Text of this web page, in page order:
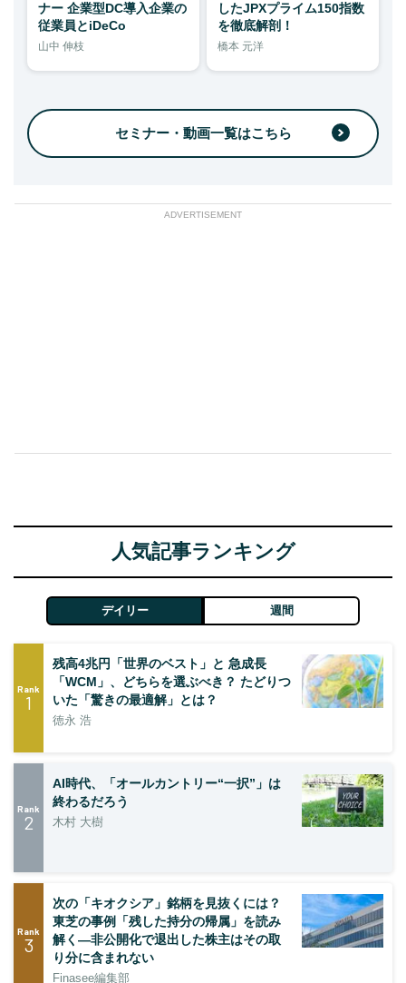
ナー 企業型DC導入企業の
従業員とiDeCo
山中 伸枝
したJPXプライム150指数
を徹底解剖！
橋本 元洋
セミナー・動画一覧はこちら
ADVERTISEMENT
人気記事ランキング
デイリー 週間
Rank
1
残高4兆円「世界のベスト」と 急成長
「WCM」、どちらを選ぶべき？ たどりつ
いた「驚きの最適解」とは？
徳永 浩
Rank
2
AI時代、「オールカントリー“一択”」は
終わるだろう
木村 大樹
Rank
3
次の「キオクシア」銘柄を見抜くには？
東芝の事例「残した持分の帰属」を読み
解く—非公開化で退出した株主はその取
り分に含まれない
Finasee編集部